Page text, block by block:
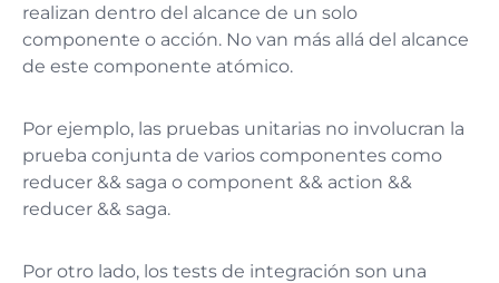
realizan dentro del alcance de un solo
componente o acción. No van más allá del alcance
de este componente atómico.
Por ejemplo, las pruebas unitarias no involucran la
prueba conjunta de varios componentes como
reducer && saga o component && action &&
reducer && saga​.
Por otro lado, los tests de integración son una